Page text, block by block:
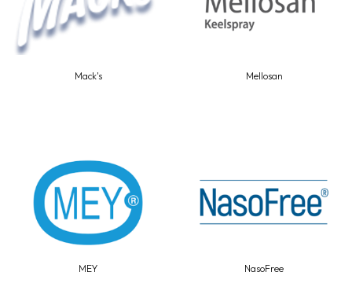
Mack's Mellosan
MEY NasoFree